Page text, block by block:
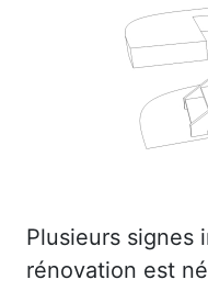
Plusieurs signes
rénovation est